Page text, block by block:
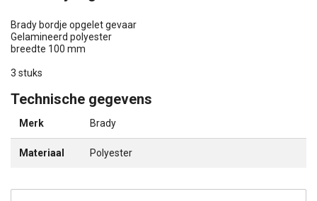
Brady bordje opgelet gevaar
Gelamineerd polyester
breedte 100 mm
3 stuks
Technische gegevens
Merk Brady
Materiaal Polyester